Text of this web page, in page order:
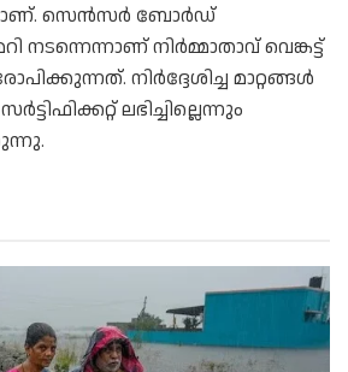
സെന്‍സര്‍ ബോര്‍ഡ്
നടന്നെന്നാണ് നിര്‍മ്മാതാവ് വെങ്കട്ട്
നിര്‍ദ്ദേശിച്ച മാറ്റങ്ങള്‍
ലഭിച്ചില്ലെന്നും